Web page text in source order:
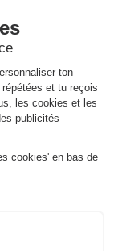
Pas de